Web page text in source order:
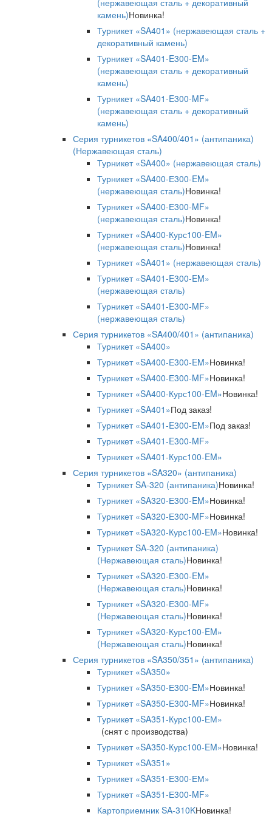
(нержавеющая сталь + декоративный
камень)Новинка!
Турникет «SA401» (нержавеющая сталь +
декоративный камень)
Турникет «SA401-E300-EM»
(нержавеющая сталь + декоративный
камень)
Турникет «SA401-E300-MF»
(нержавеющая сталь + декоративный
камень)
Серия турникетов «SA400/401» (антипаника)
(Нержавеющая сталь)
Турникет «SA400» (нержавеющая сталь)
Турникет «SA400-Е300-EM»
(нержавеющая сталь)Новинка!
Турникет «SA400-Е300-MF»
(нержавеющая сталь)Новинка!
Турникет «SA400-Курс100-EM»
(нержавеющая сталь)Новинка!
Турникет «SA401» (нержавеющая сталь)
Турникет «SA401-E300-EM»
(нержавеющая сталь)
Турникет «SA401-E300-MF»
(нержавеющая сталь)
Серия турникетов «SA400/401» (антипаника)
Турникет «SA400»
Турникет «SA400-Е300-EM»Новинка!
Турникет «SA400-Е300-MF»Новинка!
Турникет «SA400-Курс100-EM»Новинка!
Турникет «SA401»Под заказ!
Турникет «SA401-E300-EM»Под заказ!
Турникет «SA401-E300-MF»
Турникет «SA401-Курс100-EM»
Серия турникетов «SA320» (антипаника)
Турникет SA-320 (антипаника)Новинка!
Турникет «SA320-Е300-EM»Новинка!
Турникет «SA320-Е300-MF»Новинка!
Турникет «SA320-Курс100-EM»Новинка!
Турникет SA-320 (антипаника)
(Нержавеющая сталь)Новинка!
Турникет «SA320-Е300-EM»
(Нержавеющая сталь)Новинка!
Турникет «SA320-Е300-MF»
(Нержавеющая сталь)Новинка!
Турникет «SA320-Курс100-EM»
(Нержавеющая сталь)Новинка!
Серия турникетов «SA350/351» (антипаника)
Турникет «SA350»
Турникет «SA350-Е300-EM»Новинка!
Турникет «SA350-Е300-MF»Новинка!
Турникет «SA351-Курс100-ЕМ»
(снят с производства)
Турникет «SA350-Курс100-EM»Новинка!
Турникет «SA351»
Турникет «SA351-Е300-ЕМ»
Турникет «SA351-Е300-MF»
Картоприемник SA-310KНовинка!